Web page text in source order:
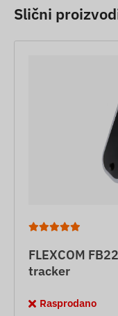
Slični
FLEXCOM
tracker
Rasprodano